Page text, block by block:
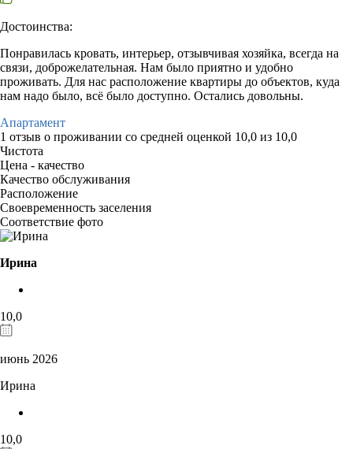
Достоинства:
Понравилась кровать, интерьер, отзывчивая хозяйка, всегда на
связи, доброжелательная. Нам было приятно и удобно
проживать. Для нас расположение квартиры до объектов, куда
нам надо было, всё было доступно. Остались довольны.
Апартамент
1 отзыв о проживании со средней оценкой 10,0 из 10,0
Чистота
Цена - качество
Качество обслуживания
Расположение
Своевременность заселения
Соответствие фото
Ирина
10,0
июнь 2026
Ирина
10,0